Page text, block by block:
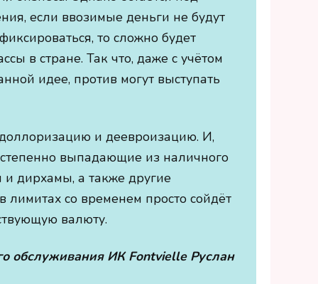
если ввозимые деньги не будут
то сложно будет
в стране. Так что, даже с учётом
идее, против могут выступать
и деевроизацию. И,
выпадающие из наличного
дирхамы, а также другие
лимитах со временем просто сойдёт
валюту.
обслуживания ИК Fontvielle Руслан